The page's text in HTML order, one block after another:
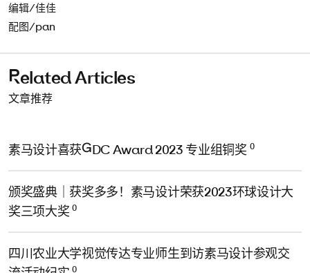
编辑/佳佳
配图/pan
Related Articles
文章推荐
素马设计喜获GDC Award 2023 专业组铜奖 0
颁奖盛典｜获奖多多！素马设计荣获2023环球设计大
奖三项大奖 0
四川农业大学视觉传达专业师生到访素马设计参观交
0